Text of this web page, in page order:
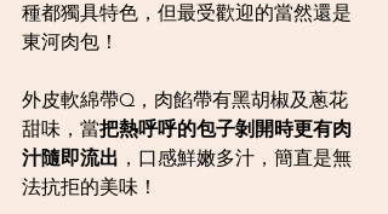
種都獨具特色，但最受歡迎的當然還是
東河肉包！
外皮軟綿帶Q，肉餡帶有黑胡椒及蔥花
甜味，當把熱呼呼的包子剝開時更有肉
汁隨即流出 ，口感鮮嫩多汁，簡直是無
法抗拒的美味！